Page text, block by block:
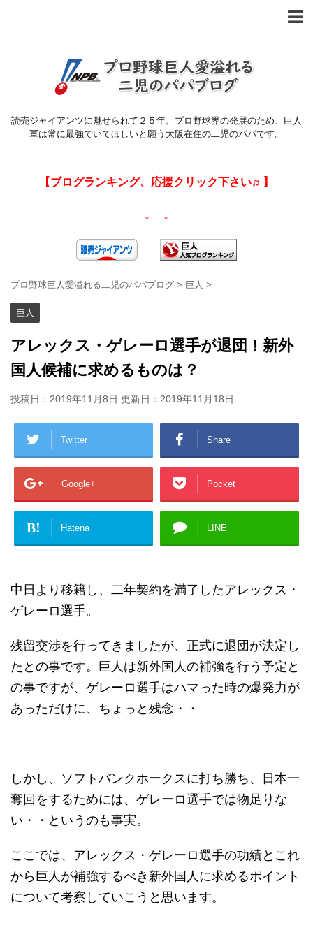
読売ジャイアンツに魅せられて２５年。プロ野球界の発展のため、巨人
軍は常に最強でいてほしいと願う大阪在住の二児のパパです。
【ブログランキング、応援クリック下さい♬】
↓ ↓
プロ野球巨人愛溢れる二児のパパブログ > 巨人 >
巨人
アレックス・ゲレーロ選手が退団！新外
国人候補に求めるものは？
投稿日：2019年11月8日 更新日： 2019年11月18日
Twitter Share
Google+ Pocket
B! Hatena LINE
中日より移籍し、二年契約を満了したアレックス・
ゲレーロ選手。
残留交渉を行ってきましたが、正式に退団が決定し
たとの事です。巨人は新外国人の補強を行う予定と
の事ですが、ゲレーロ選手はハマった時の爆発力が
あっただけに、ちょっと残念・・
しかし、ソフトバンクホークスに打ち勝ち、日本一
奪回をするためには、ゲレーロ選手では物足りな
い・・というのも事実。
ここでは、アレックス・ゲレーロ選手の功績とこれ
から巨人が補強するべき新外国人に求めるポイント
について考察していこうと思います。